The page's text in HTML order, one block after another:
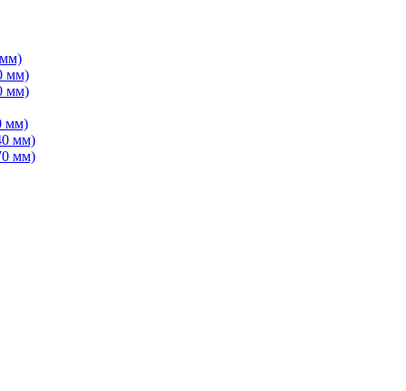
мм)
мм)
мм)
мм)
мм)